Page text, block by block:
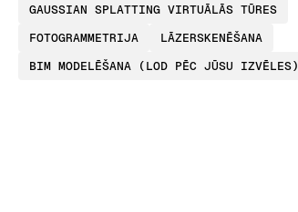
GAUSSIAN SPLATTING VIRTUĀLĀS TŪRES
FOTOGRAMMETRIJA
LĀZERSKENĒŠANA
BIM MODELĒŠANA (LOD PĒC JŪSU IZVĒLES)